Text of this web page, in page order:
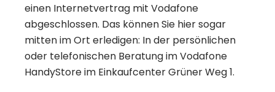
einen Internetvertrag mit Vodafone
abgeschlossen. Das können Sie hier sogar
mitten im Ort erledigen: In der persönlichen
oder telefonischen Beratung im Vodafone
HandyStore im Einkaufcenter Grüner Weg 1.